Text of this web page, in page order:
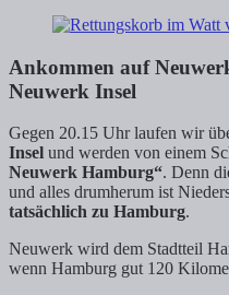
Ankommen auf
Neuwerk Insel
Gegen 20.15 Uhr laufen wir
Insel und werden von einem
Neuwerk Hamburg“. Denn
und alles drumherum ist
tatsächlich zu Hamburg.
Neuwerk wird dem Stadtteil
wenn Hamburg gut 120